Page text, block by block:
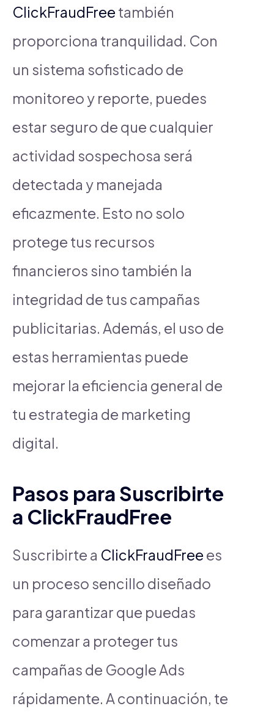
ClickFraudFree también
proporciona tranquilidad. Con
un sistema sofisticado de
monitoreo y reporte, puedes
estar seguro de que cualquier
actividad sospechosa será
detectada y manejada
eficazmente. Esto no solo
protege tus recursos
financieros sino también la
integridad de tus campañas
publicitarias. Además, el uso de
estas herramientas puede
mejorar la eficiencia general de
tu estrategia de marketing
digital.
Pasos para Suscribirte
a ClickFraudFree
Suscribirte a ClickFraudFree es
un proceso sencillo diseñado
para garantizar que puedas
comenzar a proteger tus
campañas de Google Ads
rápidamente. A continuación, te